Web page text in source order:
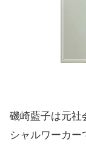
磯崎藍子は元社
シャルワーカー